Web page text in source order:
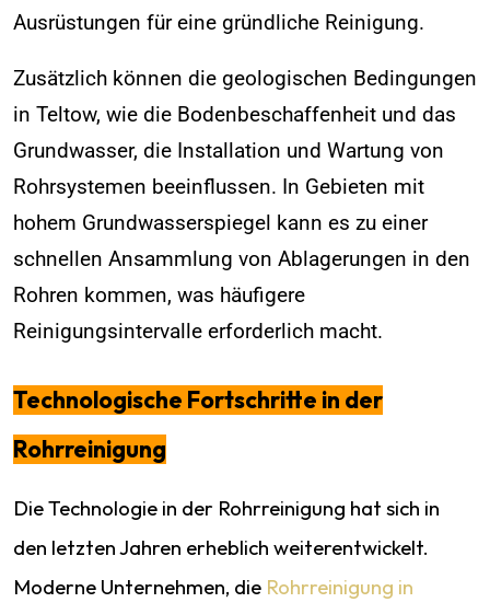
Ausrüstungen für eine gründliche Reinigung.
Zusätzlich können die geologischen Bedingungen
in Teltow, wie die Bodenbeschaffenheit und das
Grundwasser, die Installation und Wartung von
Rohrsystemen beeinflussen. In Gebieten mit
hohem Grundwasserspiegel kann es zu einer
schnellen Ansammlung von Ablagerungen in den
Rohren kommen, was häufigere
Reinigungsintervalle erforderlich macht.
Technologische Fortschritte in der
Rohrreinigung
Die Technologie in der Rohrreinigung hat sich in
den letzten Jahren erheblich weiterentwickelt.
Moderne Unternehmen, die Rohrreinigung in